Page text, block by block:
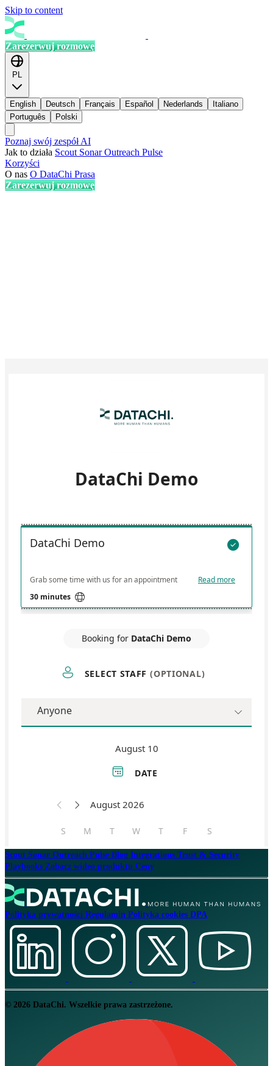
Skip to content
Zarezerwuj rozmowę
PL
English Deutsch Français Español Nederlands
Italiano
Português
Polski
Poznaj swój zespół AI
Jak to działa Scout SonarOutreach Pulse
Korzyści
O nas O DataChi Prasa
Zarezerwuj rozmowę
Scout Sonar Outreach Pulse Blog Integrations Trust & Security
Playbooks Zobacz wideo produktu Ceny
Polityka prywatności Regulamin Polityka cookies DPA
© 2026 DataChi. Wszelkie prawa zastrzeżone.